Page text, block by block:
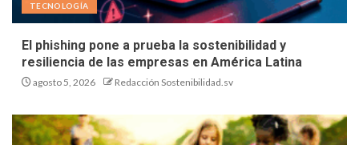
TECNOLOGÍA
El phishing pone a prueba la sostenibilidad y
resiliencia de las empresas en América Latina
agosto 5, 2026 Redacción Sostenibilidad.sv